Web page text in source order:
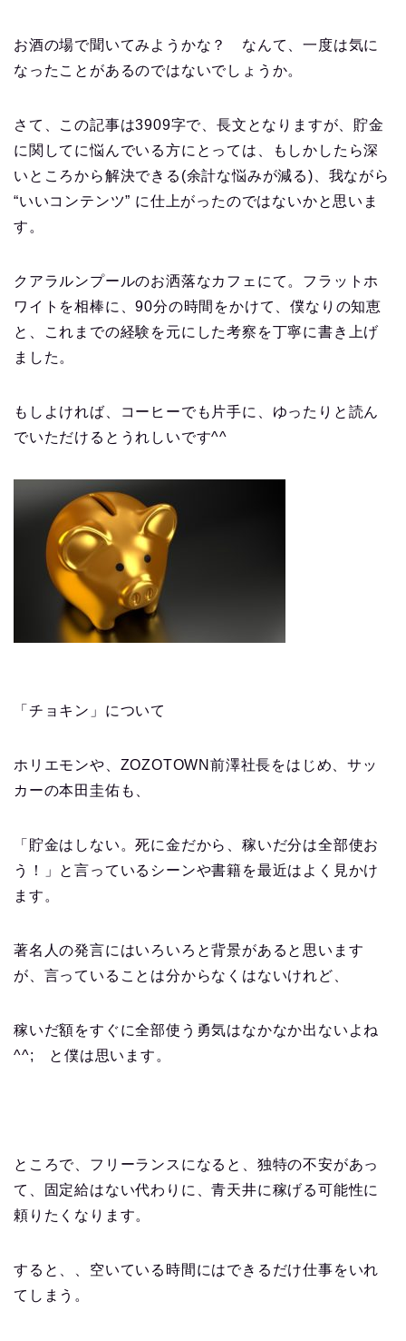
お酒の場で聞いてみようかな？ なんて、一度は気に
なったことがあるのではないでしょうか。
さて、この記事は3909字で、長文となりますが、貯金
に関してに悩んでいる方にとっては、もしかしたら深
いところから解決できる(余計な悩みが減る)、我ながら
“いいコンテンツ” に仕上がったのではないかと思いま
す。
クアラルンプールのお洒落なカフェにて。フラットホ
ワイトを相棒に、90分の時間をかけて、僕なりの知恵
と、これまでの経験を元にした考察を丁寧に書き上げ
ました。
もしよければ、コーヒーでも片手に、ゆったりと読ん
でいただけるとうれしいです^^
「チョキン」について
ホリエモンや、 ZOZOTOWN前澤社長をはじめ、サッ
カーの本田圭佑も、
「貯金はしない。死に金だから、稼いだ分は全部使お
う！」と言っているシーンや書籍を最近はよく見かけ
ます。
著名人の発言にはいろいろと背景があると思います
が、言っていることは分からなくはないけれど、
稼いだ額をすぐに全部使う勇気はなかなか出ないよね
^^; と僕は思います。
ところで、フリーランスになると、独特の不安があっ
て、固定給はない代わりに、青天井に稼げる可能性に
頼りたくなります。
すると、、空いている時間にはできるだけ仕事をいれ
てしまう。